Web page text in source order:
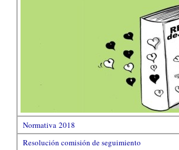
Normativa 2018
Resolución comisión de seguimiento